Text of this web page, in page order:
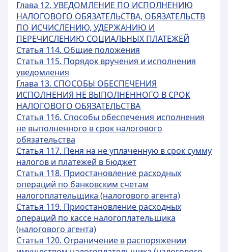
Глава 12. УВЕДОМЛЕНИЕ ПО ИСПОЛНЕНИЮ
НАЛОГОВОГО ОБЯЗАТЕЛЬСТВА, ОБЯЗАТЕЛЬСТВ
ПО ИСЧИСЛЕНИЮ, УДЕРЖАНИЮ И
ПЕРЕЧИСЛЕНИЮ СОЦИАЛЬНЫХ ПЛАТЕЖЕЙ
Статья 114. Общие положения
Статья 115. Порядок вручения и исполнения
уведомления
Глава 13. СПОСОБЫ ОБЕСПЕЧЕНИЯ
ИСПОЛНЕНИЯ НЕ ВЫПОЛНЕННОГО В СРОК
НАЛОГОВОГО ОБЯЗАТЕЛЬСТВА
Статья 116. Способы обеспечения исполнения
не выполненного в срок налогового
обязательства
Статья 117. Пеня на не уплаченную в срок сумму
налогов и платежей в бюджет
Статья 118. Приостановление расходных
операций по банковским счетам
налогоплательщика (налогового агента)
Статья 119. Приостановление расходных
операций по кассе налогоплательщика
(налогового агента)
Статья 120. Ограничение в распоряжении